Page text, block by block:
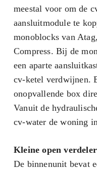
meestal voor om de
aansluitmodule te
monoblocks van
Compress. Bij de
een aparte
cv-ketel verdwijnen.
onopvallende box
Vanuit de
cv-water de woning
Kleine open verdeler
De binnenunit bevat